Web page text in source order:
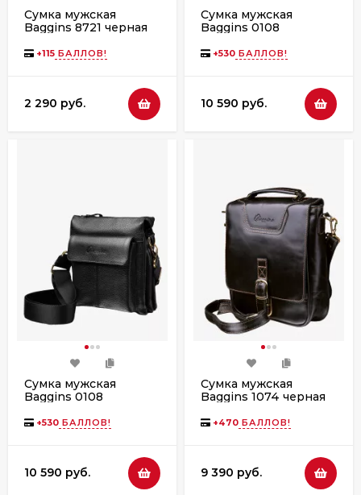
Сумка мужская
Baggins 8721 черная
+115 БАЛЛОВ!
2 290 руб.
Сумка мужская
Baggins 0108
+530 БАЛЛОВ!
10 590 руб.
Сумка мужская
Baggins 0108
+530 БАЛЛОВ!
10 590 руб.
Сумка мужская
Baggins 1074 черная
+470 БАЛЛОВ!
9 390 руб.